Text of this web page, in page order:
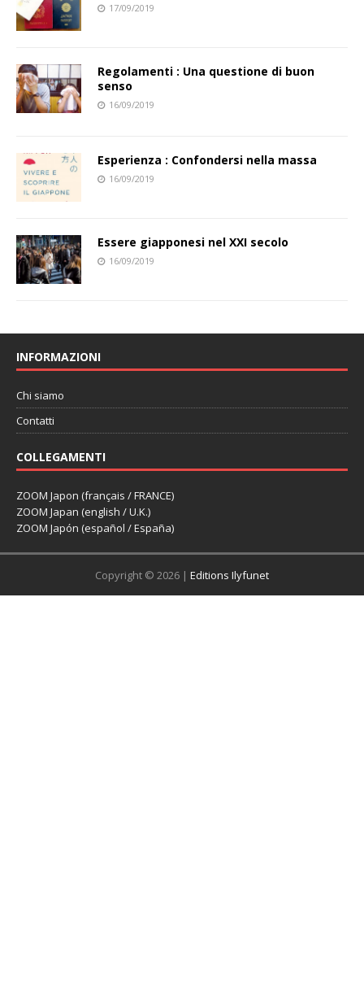
17/09/2019
Regolamenti : Una questione di buon
senso
16/09/2019
Esperienza : Confondersi nella massa
16/09/2019
Essere giapponesi nel XXI secolo
16/09/2019
INFORMAZIONI
Chi siamo
Contatti
COLLEGAMENTI
ZOOM Japon (français / FRANCE)
ZOOM Japan (english / U.K.)
ZOOM Japón (español / España)
Copyright © 2026 | Editions Ilyfunet